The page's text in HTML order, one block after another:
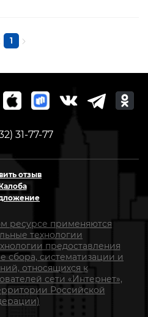
1
31-77-77
отзыв
ресурсе применяются
технологии
предоставления
сбора, систематизации и
относящихся к
сети «Интернет»,
Российской